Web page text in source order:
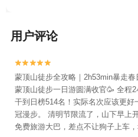
用户评论


蒙顶山徒步全攻略｜2h53min暴走
蒙顶山徒步一日游圆满收官🥳 全程
干到日榜514名！实际名次应该更
冠漫步。 清明节限流了，山下早上
免费旅游大巴，差点不让狗子上车